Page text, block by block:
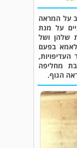
על המראה
על מנת
שלהן ושל
בפעם
מחליפה
הגוף.